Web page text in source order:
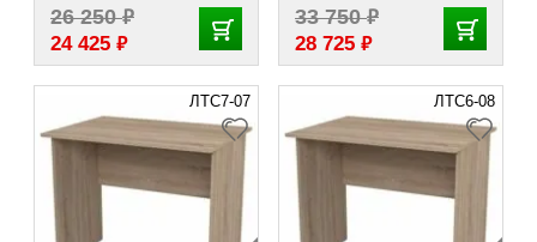
26 250₽
24 425 ₽
33 750₽
28 725 ₽
ЛТС7-07 ЛТС6-08